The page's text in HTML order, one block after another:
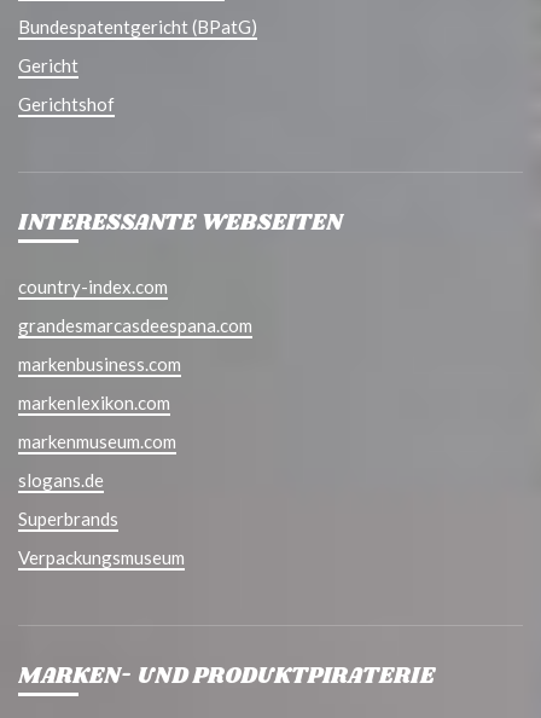
Bundespatentgericht (BPatG)
Gericht
Gerichtshof
INTERESSANTE WEBSEITEN
country-index.com
grandesmarcasdeespana.com
markenbusiness.com
markenlexikon.com
markenmuseum.com
slogans.de
Superbrands
Verpackungsmuseum
MARKEN- UND PRODUKTPIRATERIE